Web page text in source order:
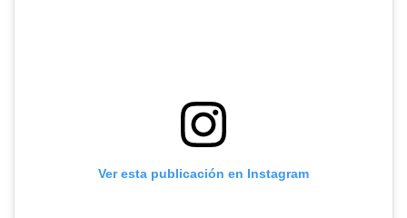
Ver esta publicación en Instagram